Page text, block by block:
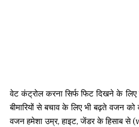
वेट कंट्रोल करना सिर्फ फिट दिखने के
बीमारियों से बचाव के लिए भी बढ़ते वजन
वजन हमेशा उम्र, हाइट, जेंडर के हिसाब